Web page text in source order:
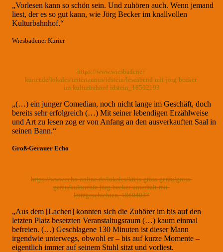
„Vorlesen kann so schön sein. Und zuhören auch. Wenn jemand
liest, der es so gut kann, wie Jörg Becker im knallvollen
Kulturbahnhof.“
Wiesbadener Kurier
https://www.wiesbadener-
kurier.de/lokales/untertaunus/idstein/leseabend-mit-jorg-becker-
im-kulturbahnof-idstein_18502193
„(…) ein junger Comedian, noch nicht lange im Geschäft, doch
bereits sehr erfolgreich (…) Mit seiner lebendigen Erzählweise
und Art zu lesen zog er von Anfang an den ausverkauften Saal in
seinen Bann.“
Groß-Gerauer Echo
https://www.echo-online.de/lokales/kreis-gross-gerau/gross-
gerau/kulturcafe-jorg-becker-unterhalt-mit-
kurzgeschichten_18504037
„Aus dem [Lachen] konnten sich die Zuhörer im bis auf den
letzten Platz besetzten Veranstaltugsraum (…) kaum einmal
befreien. (…) Geschlagene 130 Minuten ist dieser Mann
irgendwie unterwegs, obwohl er – bis auf kurze Momente –
eigentlich immer auf seinem Stuhl sitzt und vorliest.